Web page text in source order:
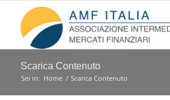
Scarica Contenuto
Sei in: Home / Scarica Contenuto